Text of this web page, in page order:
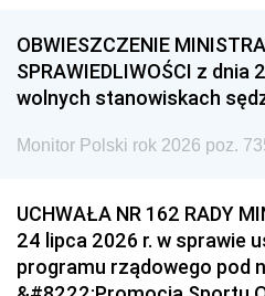
OBWIESZCZENIE MINISTRA
SPRAWIEDLIWOŚCI z dnia
wolnych stanowiskach
Monitor Polski rok 2026 poz.
UCHWAŁA NR 162 RADY
24 lipca 2026 r. w sprawie
programu rządowego pod